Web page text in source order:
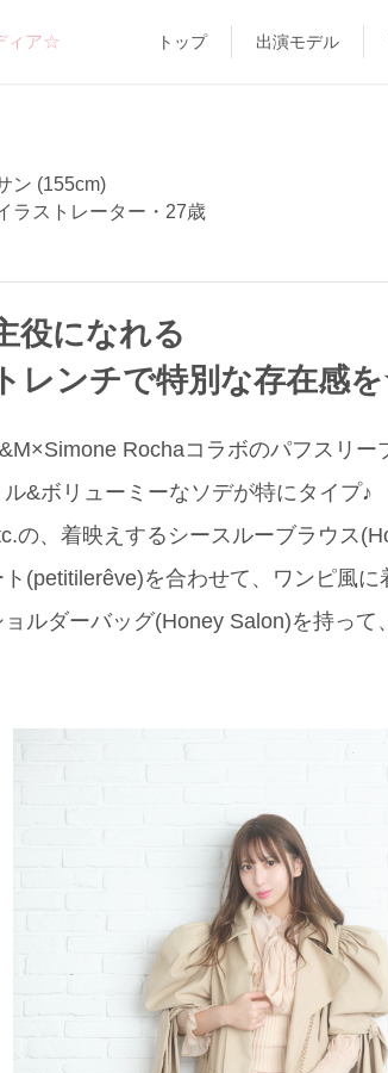
ィア☆ トップ 出演モデル
ン (155cm)
ラストレーター・27歳
役になれる
レンチで特別な存在感
Rochaコラボのパフスリ
&ボリューミーなソデが特にタイプ
の、着映えするシースルーブラウス
(petitilerêve)を合わせて、ワンピ風
ルダーバッグ(Honey Salon)を持っ